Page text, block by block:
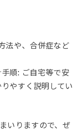
法や、合併症など
順: ご自宅等で安
やすく説明してい
いりますので、ぜ